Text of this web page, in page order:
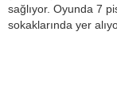
sağlıyor. Oyunda 7
sokaklarında yer